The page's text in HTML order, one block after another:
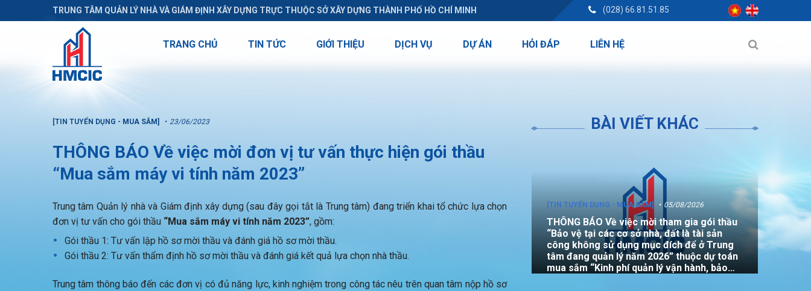
TRUNG TÂM QUẢN LÝ NHÀ VÀ GIÁM ĐỊNH XÂY DỰNG TRỰC THUỘC SỞ XÂY DỰNG THÀNH PHỐ HỒ CHÍ MINH (028) 66.81.51.85
TRANG CHỦ TIN TỨC GIỚI THIỆU DỊCH VỤ DỰ ÁN HỎI ĐÁP LIÊN HỆ
[TIN TUYỂN DỤNG - MUA SẮM] 23/06/2023
THÔNG BÁO Về việc mời đơn vị tư vấn thực hiện gói thầu
“Mua sắm máy vi tính năm 2023”
Trung tâm Quản lý nhà và Giám định xây dựng (sau đây gọi tắt là Trung tâm) đang triển khai tổ chức lựa chọn
đơn vị tư vấn cho gói thầu “Mua sắm máy vi tính năm 2023”, gồm:
Gói thầu 1: Tư vấn lập hồ sơ mời thầu và đánh giá hồ sơ mời thầu.
Gói thầu 2: Tư vấn thẩm định hồ sơ mời thầu và đánh giá kết quả lựa chọn nhà thầu.
Trung tâm thông báo đến các đơn vị có đủ năng lực, kinh nghiệm trong công tác nêu trên quan tâm nộp hồ sơ
BÀI VIẾT KHÁC
[TIN TUYỂN DỤNG - MUA SẮM] 05/08/2026
THÔNG BÁO Về việc mời tham gia gói thầu
“Bảo vệ tại các cơ sở nhà, đất là tài sản
công không sử dụng mục đích để ở Trung
tâm đang quản lý năm 2026” thuộc dự toán
mua sắm “Kinh phí quản lý vận hành, bảo